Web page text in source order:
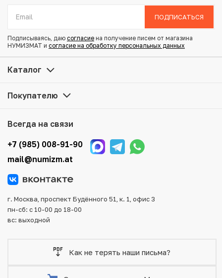
Состояние: UNC
Купить 1 бат 2017 года (BE 2560) Таиланд по
привлекательной цене можно в нашем интернет-
магазине — Вам достаточно оформить заказ на сайте.
Для вашего удобства представлены несколько способов
оплаты и доставки заказа. Все отправления надежно и
тщательно упаковываются, что исключает возможность
повреждения во время доставки.
ПОДПИСАТЬСЯ
Подписываясь, даю согласие на получение писем от магазина
НУМИЗМАТ и согласие на обработку персональных данных
Каталог
Покупателю
Всегда на связи
+7 (985) 008-91-90
mail@numizm.at
г. Москва, проспект Будённого 51, к. 1, офис 3
пн-сб: с 10-00 до 18-00
вс: выходной
Как не терять наши письма?